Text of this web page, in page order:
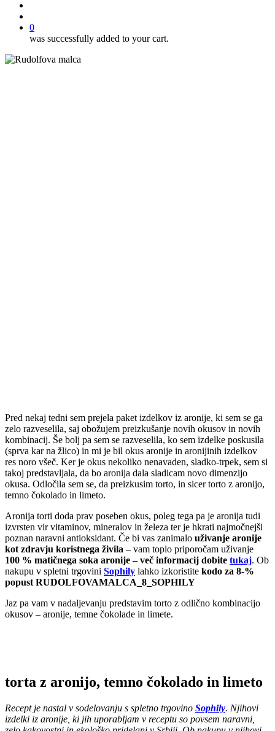
0
was successfully added to your cart.
Pred nekaj tedni sem prejela paket izdelkov iz aronije, ki sem se ga
zelo razveselila, saj obožujem preizkušanje novih okusov in novih
kombinacij. Še bolj pa sem se razveselila, ko sem izdelke poskusila
(sprva kar na žlico) in mi je bil okus aronije in aronijinih izdelkov
res noro všeč. Ker je okus nekoliko nenavaden, sladko-trpek, sem si
takoj predstavljala, da bo aronija dala sladicam novo dimenzijo
okusa. Odločila sem se, da preizkusim torto, in sicer torto z aronijo,
temno čokolado in limeto.
Aronija torti doda prav poseben okus, poleg tega pa je aronija tudi
izvrsten vir vitaminov, mineralov in železa ter je hkrati najmočnejši
poznan naravni antioksidant. Če bi vas zanimalo uživanje aronije
kot zdravju koristnega živila – vam toplo priporočam uživanje
100 % matičnega soka aronije – več informacij dobite tukaj. Ob
nakupu v spletni trgovini Sophily lahko izkoristite kodo za 8-%
popust RUDOLFOVAMALCA_8_SOPHILY
Jaz pa vam v nadaljevanju predstavim torto z odlično kombinacijo
okusov – aronije, temne čokolade in limete.
torta z aronijo, temno čokolado in limeto
Recept je nastal v sodelovanju s spletno trgovino Sophily. Njihovi
izdelki iz aronije, ki jih uporabljam v receptu so povsem naravni,